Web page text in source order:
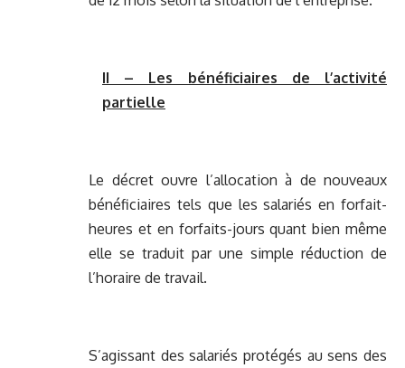
II – Les bénéficiaires de l’activité
partielle
Le décret ouvre l’allocation à de nouveaux
bénéficiaires tels que les salariés en forfait-
heures et en forfaits-jours quant bien même
elle se traduit par une simple réduction de
l’horaire de travail.
S’agissant des salariés protégés au sens des